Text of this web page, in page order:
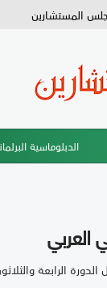
المستشارين
الدبلوماسية
العربي
الرابعة والثلاثون